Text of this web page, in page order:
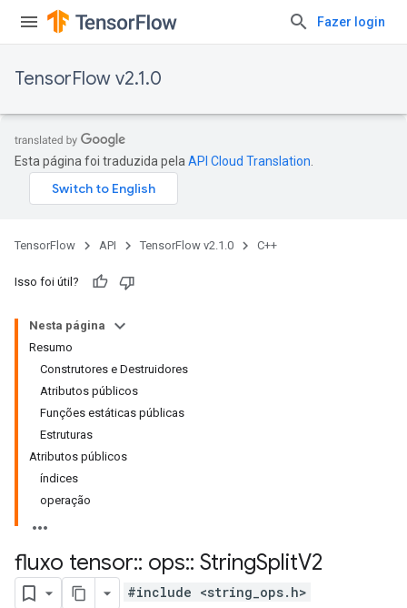
Fazer login
TensorFlow v2.1.0
Esta página foi traduzida pela API Cloud Translation
TensorFlow API TensorFlow v2.1.0 C++
Isso foi útil?
Nesta página
Resumo
Construtores e Destruidores
Atributos públicos
Funções estáticas públicas
Estruturas
Atributos públicos
índices
operação
fluxo tensor:: ops:: StringSplitV2
#include <string_ops.h>